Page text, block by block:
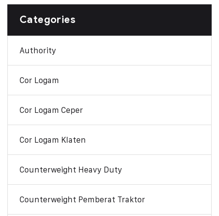
Categories
Authority
Cor Logam
Cor Logam Ceper
Cor Logam Klaten
Counterweight Heavy Duty
Counterweight Pemberat Traktor